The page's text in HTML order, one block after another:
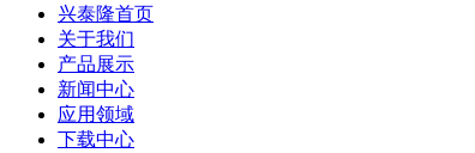
兴泰隆首页
关于我们
产品展示
新闻中心
应用领域
下载中心